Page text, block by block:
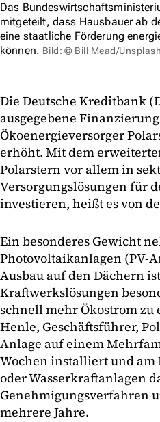
Das
mitgeteilt, dass Hausbauer ab
eine staatliche Förderung
können. Bild: © Bill Mead/Unsplash
Die Deutsche Kreditbank
ausgegebene
Ökoenergieversorger
erhöht. Mit dem
Polarstern vor allem in
Versorgungslösungen für
investieren, heißt es von
Ein besonderes Gewicht
Photovoltaikanlagen (PV-
Ausbau auf den Dächern
Kraftwerkslösungen
schnell mehr Ökostrom zu
Henle, Geschäftsführer,
Anlage auf einem
Wochen installiert und am
oder Wasserkraftanlagen
Genehmigungsverfahren
mehrere Jahre.